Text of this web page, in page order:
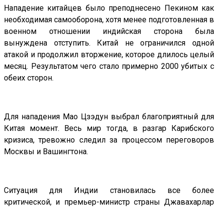
Нападение китайцев было преподнесено Пекином как
необходимая самооборона, хотя менее подготовленная в
военном отношении индийская сторона была
вынуждена отступить. Китай не ограничился одной
атакой и продолжил вторжение, которое длилось целый
месяц. Результатом чего стало примерно 2000 убитых с
обеих сторон.
Для нападения Мао Цзэдун выбрал благоприятный для
Китая момент. Весь мир тогда, в разгар Карибского
кризиса, тревожно следил за процессом переговоров
Москвы и Вашингтона.
Ситуация для Индии становилась все более
критической, и премьер-министр страны Джавахарлар